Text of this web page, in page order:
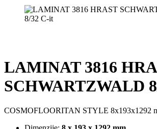
LAMINAT 3816
SCHWARTZWALD
COSMOFLOORITAN STYLE 8x193x1292